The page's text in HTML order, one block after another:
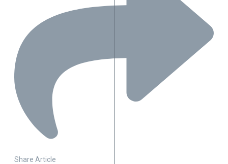
Share Article